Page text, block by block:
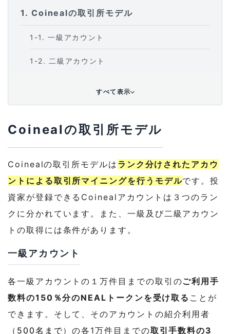
1 Coinealの取引所モデル
1-1 一級アカウント
1-2 二級アカウント
3 先着エアドロップキャンペーン
4 Coinealの歴史
5 Coinealの将来像
6 Coinealのロードマップ
7 Spectra Ventureによる協力
すべて表示
Coinealの取引所モデル
Coinealの取引所モデルは ランク分けされたアカウ
ントによる取引所マイニングを行うモデルです。投
資家が登録できるCoinealアカウントは３つのラン
クに分かれています。また、一級及び二級アカウン
トの取得には条件があります。
一級アカウント
各一級アカウントの１万件目までの取引のご利用手
数料の150％分のNEALトークンを受け取る ことが
できます。そして、そのアカウントの紹介利用者
（ 500名まで）の各1万件目までの取引手数料の3